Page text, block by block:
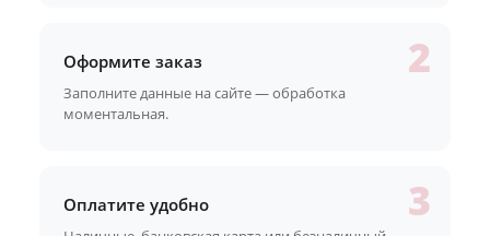
Оформите заказ
Заполните данные на сайте — обработка
моментальная.
Оплатите удобно